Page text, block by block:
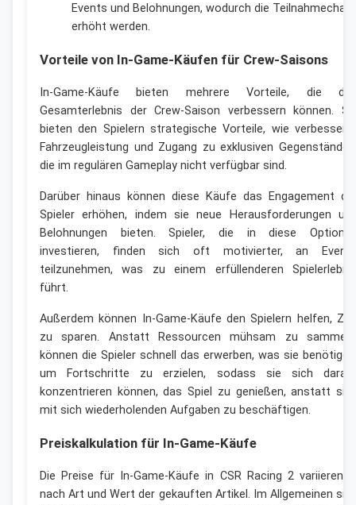
Events und Belohnungen, wodurch die
erhöht werden.
Vorteile von In-Game-Käufen für Crew-Saisons
In-Game-Käufe bieten mehrere Vorteile, die
Gesamterlebnis der Crew-Saison verbessern können.
bieten den Spielern strategische Vorteile, wie
Fahrzeugleistung und Zugang zu exklusiven
die im regulären Gameplay nicht verfügbar sind.
Darüber hinaus können diese Käufe das Engagement
Spieler erhöhen, indem sie neue Herausforderungen
Belohnungen bieten. Spieler, die in diese
investieren, finden sich oft motivierter, an
teilzunehmen, was zu einem erfüllenderen
führt.
Außerdem können In-Game-Käufe den Spielern helfen,
zu sparen. Anstatt Ressourcen mühsam zu
können die Spieler schnell das erwerben, was sie
um Fortschritte zu erzielen, sodass sie sich
konzentrieren können, das Spiel zu genießen, anstatt
mit sich wiederholenden Aufgaben zu beschäftigen.
Preiskalkulation für In-Game-Käufe
Die Preise für In-Game-Käufe in CSR Racing 2 variieren
nach Art und Wert der gekauften Artikel. Im Allgemeinen